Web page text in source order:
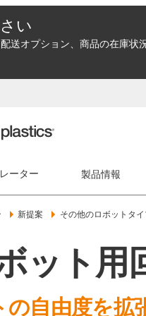
い
送オプション、商品の在庫状
ーター 製品情報
新提案 その他のロボットタイ
ット用
の自由度を拡